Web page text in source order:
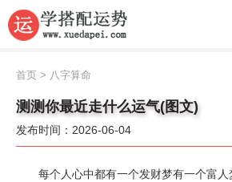
周公解梦
生肖运势
八字算命
首页 > 八字算命
测测你最近走什么运气(图文)
发布时间：2026-06-04
每个人心中都有一个发财梦有一个富人